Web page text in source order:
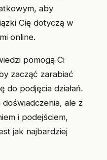
aby
Cię dotyczą w
online.
pomogą Ci
zacząć zarabiać
do podjęcia działań.
ale z
i podejściem,
jak najbardziej